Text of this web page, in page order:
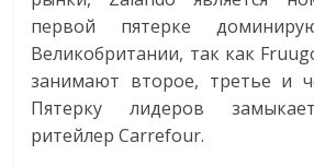
Портал
об
онлайн-
торговле,
сервисах
первой пятерке
Великобритании, так как
занимают второе, третье и
Пятерку лидеров
ритейлер Carrefour.